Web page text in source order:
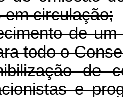
circulação;
de
todo o
de
e